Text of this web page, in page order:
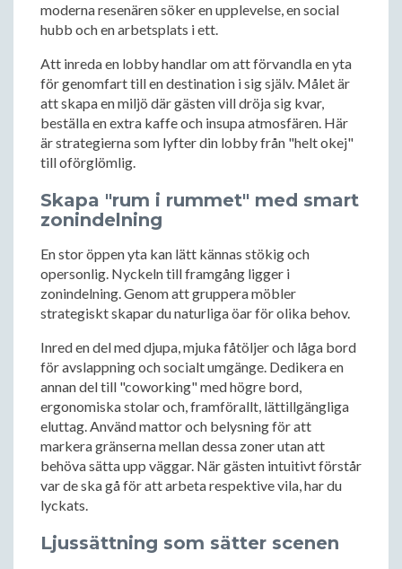
moderna resenären söker en upplevelse, en social
hubb och en arbetsplats i ett.
Att inreda en lobby handlar om att förvandla en yta
för genomfart till en destination i sig själv. Målet är
att skapa en miljö där gästen vill dröja sig kvar,
beställa en extra kaffe och insupa atmosfären. Här
är strategierna som lyfter din lobby från "helt okej"
till oförglömlig.
Skapa "rum i rummet" med smart
zonindelning
En stor öppen yta kan lätt kännas stökig och
opersonlig. Nyckeln till framgång ligger i
zonindelning. Genom att gruppera möbler
strategiskt skapar du naturliga öar för olika behov.
Inred en del med djupa, mjuka fåtöljer och låga bord
för avslappning och socialt umgänge. Dedikera en
annan del till "coworking" med högre bord,
ergonomiska stolar och, framförallt, lättillgängliga
eluttag. Använd mattor och belysning för att
markera gränserna mellan dessa zoner utan att
behöva sätta upp väggar. När gästen intuitivt förstår
var de ska gå för att arbeta respektive vila, har du
lyckats.
Ljussättning som sätter scenen